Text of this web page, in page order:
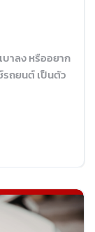
าลง หรืออยาก
รถยนต์ เป็นตัว